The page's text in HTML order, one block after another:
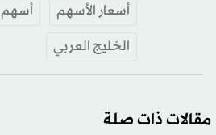
أسعار الأسهم
أسهم
الخليج العربي
مقالات ذات صلة